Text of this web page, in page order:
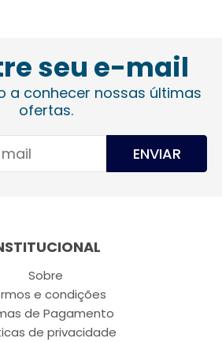
seu e-mail
a conhecer nossas últimas
ofertas.
ENVIAR
Sobre
e condições
de Pagamento
de privacidade